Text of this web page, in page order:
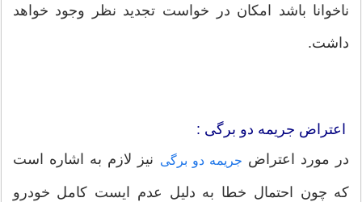
ناخوانا باشد امکان در خواست تجدید نظر وجود خواهد
داشت.
اعتراض جریمه دو برگی :
در مورد اعتراض جریمه دو برگی نیز لازم به اشاره است
که چون احتمال خطا به دلیل عدم ایست کامل خودرو